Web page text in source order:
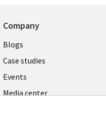
Company
Useful
links
CZECH
REPUBLIC
Blogs
Case studies
Events
Media center